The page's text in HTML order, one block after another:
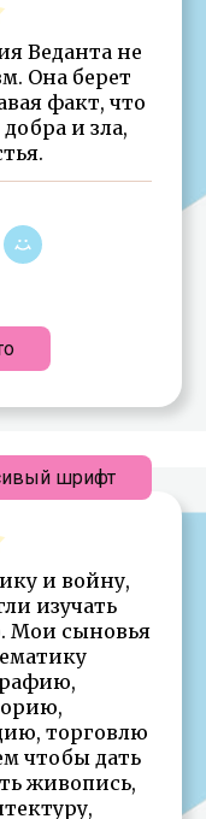
Веданта не
Она берет
факт, что
и зла,
и войну,
изучать
Мои сыновья
торговлю
чтобы дать
живопись,
шрифт